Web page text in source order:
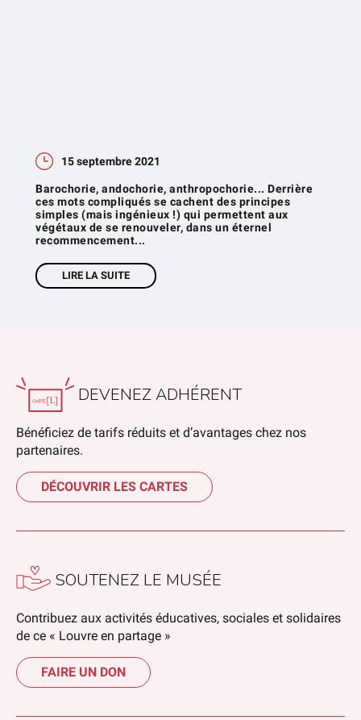
15 septembre 2021
Barochorie, andochorie, anthropochorie... Derrière
ces mots compliqués se cachent des principes
simples (mais ingénieux !) qui permettent aux
végétaux de se renouveler, dans un éternel
recommencement...
LIRE LA SUITE
DEVENEZ ADHÉRENT
Bénéficiez de tarifs réduits et d’avantages chez nos
partenaires.
DÉCOUVRIR LES CARTES
SOUTENEZ LE MUSÉE
Contribuez aux activités éducatives, sociales et solidaires
de ce « Louvre en partage »
FAIRE UN DON